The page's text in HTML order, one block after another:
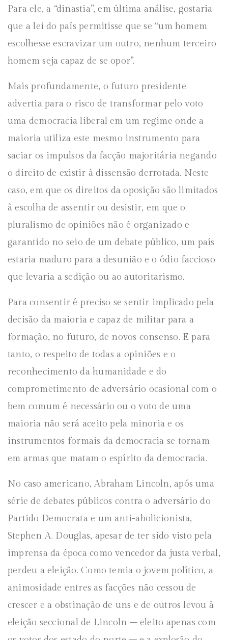
Para ele, a “dinastia”, em última análise, gostaria
que a lei do país permitisse que se “um homem
escolhesse escravizar um outro, nenhum terceiro
homem seja capaz de se opor”.
Mais profundamente, o futuro presidente
advertia para o risco de transformar pelo voto
uma democracia liberal em um regime onde a
maioria utiliza este mesmo instrumento para
saciar os impulsos da facção majoritária negando
o direito de existir à dissensão derrotada. Neste
caso, em que os direitos da oposição são limitados
à escolha de assentir ou desistir, em que o
pluralismo de opiniões não é organizado e
garantido no seio de um debate público, um país
estaria maduro para a desunião e o ódio faccioso
que levaria a sedição ou ao autoritarismo.
Para consentir é preciso se sentir implicado pela
decisão da maioria e capaz de militar para a
formação, no futuro, de novos consenso. E para
tanto, o respeito de todas a opiniões e o
reconhecimento da humanidade e do
comprometimento de adversário ocasional com o
bem comum é necessário ou o voto de uma
maioria não será aceito pela minoria e os
instrumentos formais da democracia se tornam
em armas que matam o espírito da democracia.
No caso americano, Abraham Lincoln, após uma
série de debates públicos contra o adversário do
Partido Democrata e um anti-abolicionista,
Stephen A. Douglas, apesar de ter sido visto pela
imprensa da época como vencedor da justa verbal,
perdeu a eleição. Como temia o jovem político, a
animosidade entres as facções não cessou de
crescer e a obstinação de uns e de outros levou à
eleição seccional de Lincoln – eleito apenas com